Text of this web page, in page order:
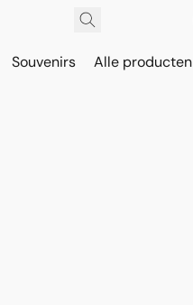
Souvenirs Alle producten